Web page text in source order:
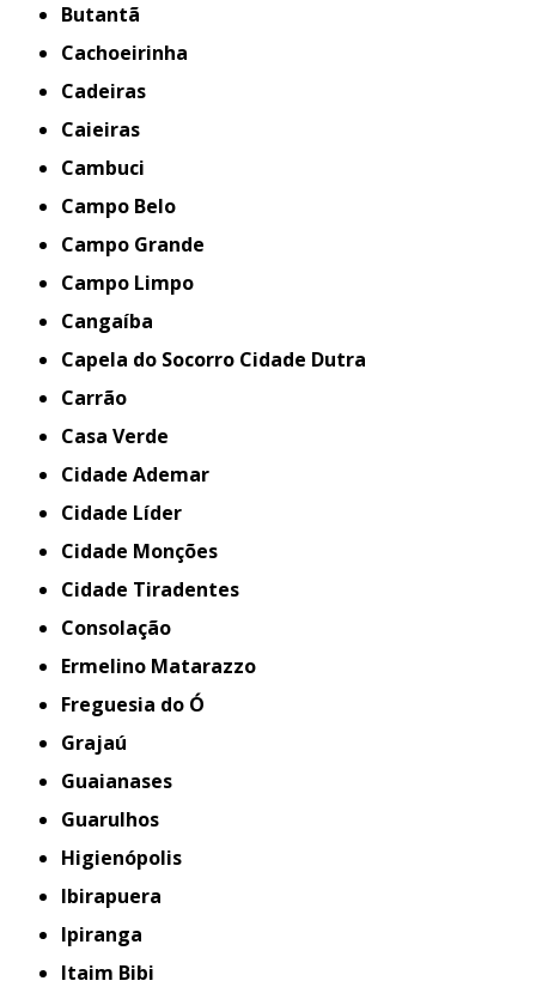
Butantã
Cachoeirinha
Cadeiras
Caieiras
Cambuci
Campo Belo
Campo Grande
Campo Limpo
Cangaíba
Capela do Socorro Cidade Dutra
Carrão
Casa Verde
Cidade Ademar
Cidade Líder
Cidade Monções
Cidade Tiradentes
Consolação
Ermelino Matarazzo
Freguesia do Ó
Grajaú
Guaianases
Guarulhos
Higienópolis
Ibirapuera
Ipiranga
Itaim Bibi